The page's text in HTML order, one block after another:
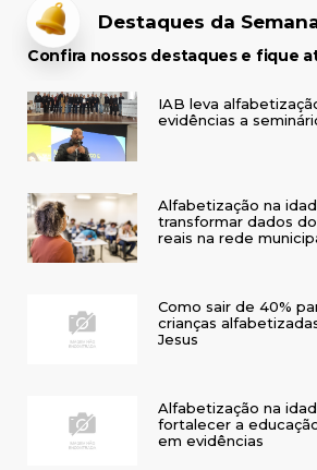
Destaques da
Confira nossos destaques e fique
IAB leva
evidências a
Alfabetização na
transformar dados
reais na rede
Como sair de 40%
crianças
Jesus
Alfabetização na
fortalecer a
em evidências